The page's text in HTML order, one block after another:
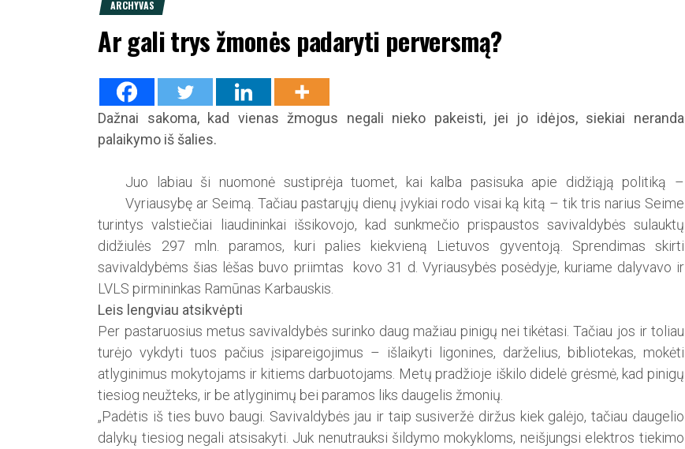
ARCHYVAS
Ar gali trys žmonės padaryti perversmą?
Dažnai sakoma, kad vienas žmogus negali nieko pakeisti, jei jo idėjos, siekiai neranda
palaikymo iš šalies.
Juo labiau ši nuomonė sustiprėja tuomet, kai kalba pasisuka apie didžiąją politiką –
Vyriausybę ar Seimą. Tačiau pastarųjų dienų įvykiai rodo visai ką kitą – tik tris narius Seime
turintys valstiečiai liaudininkai išsikovojo, kad sunkmečio prispaustos savivaldybės sulauktų
didžiulės 297 mln. paramos, kuri palies kiekvieną Lietuvos gyventoją. Sprendimas skirti
savivaldybėms šias lėšas buvo priimtas kovo 31 d. Vyriausybės posėdyje, kuriame dalyvavo ir
LVLS pirmininkas Ramūnas Karbauskis.
Leis lengviau atsikvėpti
Per pastaruosius metus savivaldybės surinko daug mažiau pinigų nei tikėtasi. Tačiau jos ir toliau
turėjo vykdyti tuos pačius įsipareigojimus – išlaikyti ligonines, darželius, bibliotekas, mokėti
atlyginimus mokytojams ir kitiems darbuotojams. Metų pradžioje iškilo didelė grėsmė, kad pinigų
tiesiog neužteks, ir be atlyginimų bei paramos liks daugelis žmonių.
„Padėtis iš ties buvo baugi. Savivaldybės jau ir taip susiveržė diržus kiek galėjo, tačiau daugelio
dalykų tiesiog negali atsisakyti. Juk nenutrauksi šildymo mokykloms, neišjungsi elektros tiekimo